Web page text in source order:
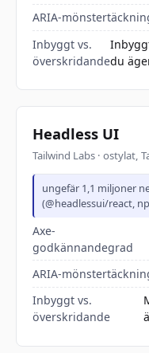
ARIA-
Inbyggt vs.
överskridandedu
Headless UI
Tailwind Labs · ostylat,
ungefär 1,1 miljoner
(@headlessui/react,
Axe-
godkännandegrad
ARIA-
Inbyggt vs.
överskridande